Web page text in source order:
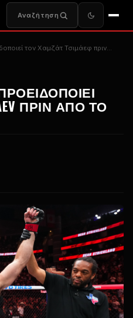
Αναζήτηση
τον Χαμζάτ Τσιμάεφ πριν...
ΠΡΟΕΙΔΟΠΟΙΕΊ
ΠΡΙΝ ΑΠΌ ΤΟ